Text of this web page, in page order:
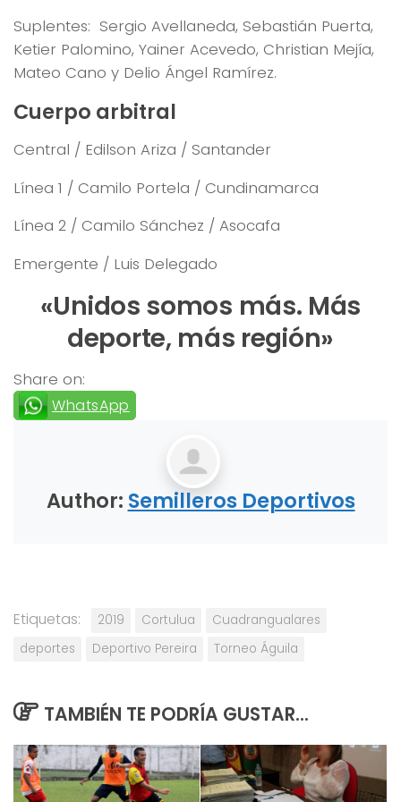
Suplentes: Sergio Avellaneda, Sebastián Puerta,
Ketier Palomino, Yainer Acevedo, Christian Mejía,
Mateo Cano y Delio Ángel Ramírez.
Cuerpo arbitral
Central / Edilson Ariza / Santander
Línea 1 / Camilo Portela / Cundinamarca
Línea 2 / Camilo Sánchez / Asocafa
Emergente / Luis Delegado
«Unidos somos más. Más
deporte, más región»
Share on:
WhatsApp
Author: Semilleros Deportivos
Etiquetas: 2019 Cortulua
Cuadrangualares
deportes
Deportivo Pereira Torneo Águila
TAMBIÉN TE PODRÍA GUSTAR...